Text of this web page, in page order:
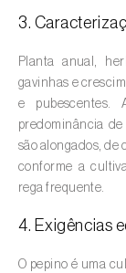
Áreas não
(
Artemisia,
Melissa,
Arroz (
3.
Planta anual,
gavinhas e
e pubescentes.
predominância
são alongados, de
conforme a
rega frequente.
4. Exigências
O pepino é uma